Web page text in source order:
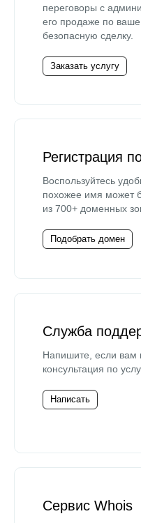
переговоры с
его продаже по
безопасную сделку.
Заказать услугу
Регистрация
Воспользуйтесь
похожее имя может
из 700+ доменных
Подобрать домен
Служба
Напишите, если
консультация по
Написать
Сервис Whois